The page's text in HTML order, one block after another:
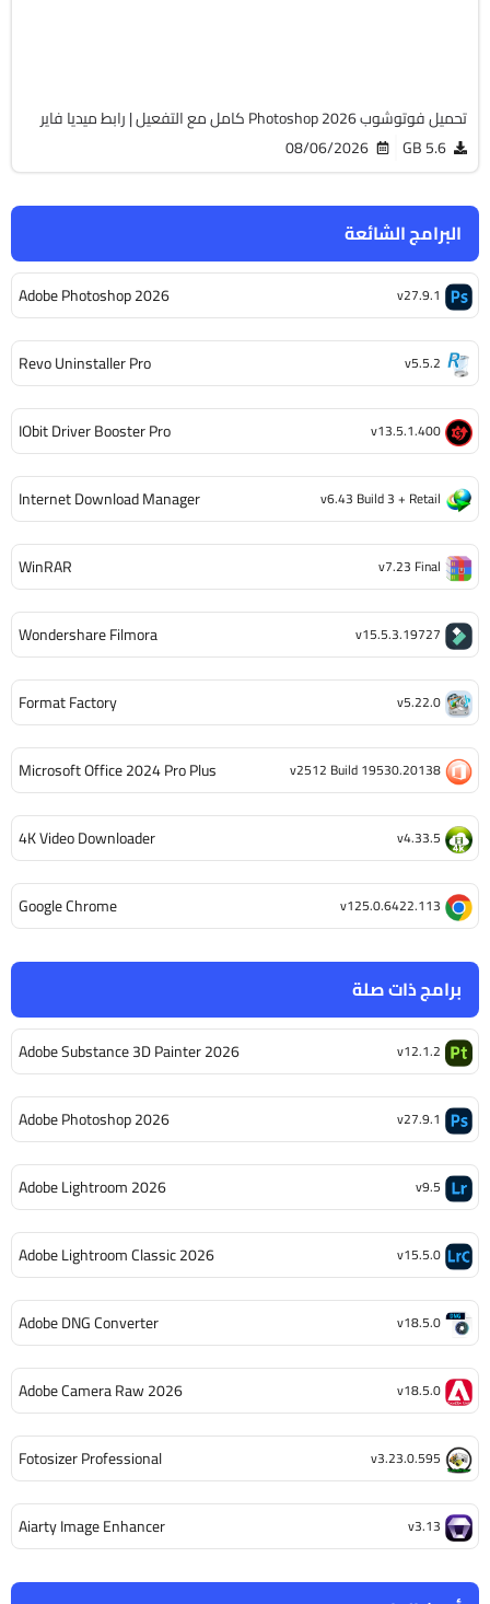
برامج ذات صلة
Adobe Substance 3D Painter 2026 v12.1.2
Adobe Photoshop 2026 v27.9.1
Adobe Lightroom 2026 v9.5
Adobe Lightroom Classic 2026 v15.5.0
Adobe DNG Converter v18.5.0
Adobe Camera Raw 2026 v18.5.0
Fotosizer Professional v3.23.0.595
Aiarty Image Enhancer v3.13
البرامج الشائعة
Adobe Photoshop 2026 v27.9.1
Revo Uninstaller Pro v5.5.2
IObit Driver Booster Pro v13.5.1.400
Internet Download Manager v6.43 Build 3 + Retail
WinRAR v7.23 Final
Wondershare Filmora v15.5.3.19727
Format Factory v5.22.0
Microsoft Office 2024 Pro Plus v2512 Build 19530.20138
4K Video Downloader v4.33.5
Google Chrome v125.0.6422.113
تحميل فوتوشوب Photoshop 2026 كامل مع التفعيل | رابط ميديا فاير
5.6 GB
08/06/2026